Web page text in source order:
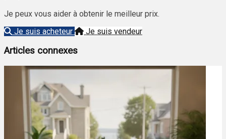
Je peux vous aider à obtenir le meilleur prix.
Je suis acheteur
Je suis vendeur
Articles connexes